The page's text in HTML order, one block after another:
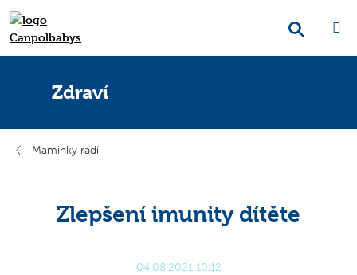
Zdraví
Maminky radí
Zlepšení imunity dítěte
04.08.2021 10:12